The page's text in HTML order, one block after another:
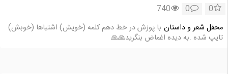
0
0
740
محفل شعر و داستان با پوزش در خط دهم کلمه (خویش) اشتباها (خوبش)
تایپ شده .به دیده اغماض بنگرید🙏🙏